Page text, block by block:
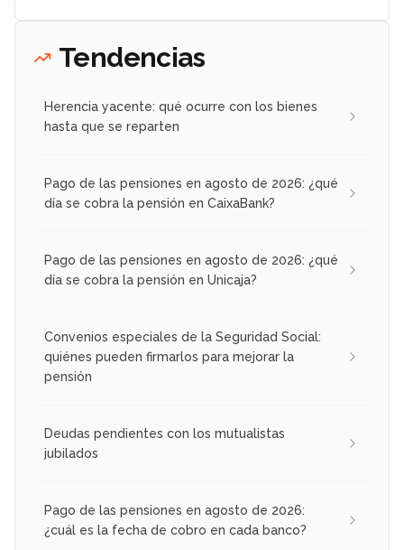
Tendencias
Herencia yacente: qué ocurre con los bienes
hasta que se reparten
Pago de las pensiones en agosto de 2026: ¿qué
día se cobra la pensión en CaixaBank?
Pago de las pensiones en agosto de 2026: ¿qué
día se cobra la pensión en Unicaja?
Convenios especiales de la Seguridad Social:
quiénes pueden firmarlos para mejorar la
pensión
Deudas pendientes con los mutualistas
jubilados
Pago de las pensiones en agosto de 2026:
¿cuál es la fecha de cobro en cada banco?